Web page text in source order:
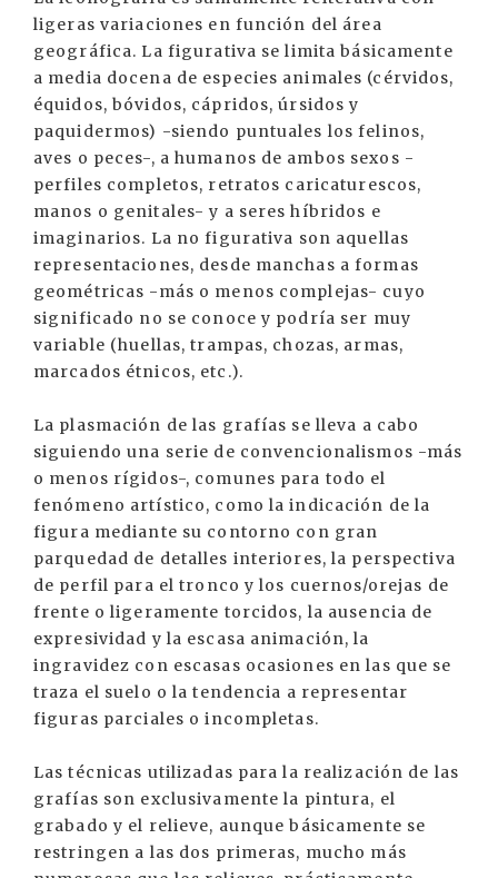
ligeras variaciones en función del área
geográfica. La figurativa se limita básicamente
a media docena de especies animales (cérvidos,
équidos, bóvidos, cápridos, úrsidos y
paquidermos) -siendo puntuales los felinos,
aves o peces-, a humanos de ambos sexos -
perfiles completos, retratos caricaturescos,
manos o genitales- y a seres híbridos e
imaginarios. La no figurativa son aquellas
representaciones, desde manchas a formas
geométricas -más o menos complejas- cuyo
significado no se conoce y podría ser muy
variable (huellas, trampas, chozas, armas,
marcados étnicos, etc.).
La plasmación de las grafías se lleva a cabo
siguiendo una serie de convencionalismos -más
o menos rígidos-, comunes para todo el
fenómeno artístico, como la indicación de la
figura mediante su contorno con gran
parquedad de detalles interiores, la perspectiva
de perfil para el tronco y los cuernos/orejas de
frente o ligeramente torcidos, la ausencia de
expresividad y la escasa animación, la
ingravidez con escasas ocasiones en las que se
traza el suelo o la tendencia a representar
figuras parciales o incompletas.
Las técnicas utilizadas para la realización de las
grafías son exclusivamente la pintura, el
grabado y el relieve, aunque básicamente se
restringen a las dos primeras, mucho más